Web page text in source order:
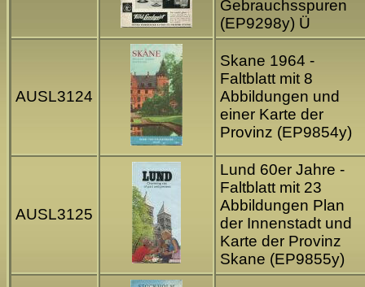
Gebrauchsspuren
(EP9298y) Ü
AUSL3124
Skane 1964 -
Faltblatt mit 8
Abbildungen und
einer Karte der
Provinz (EP9854y)
AUSL3125
Lund 60er Jahre -
Faltblatt mit 23
Abbildungen Plan
der Innenstadt und
Karte der Provinz
Skane (EP9855y)